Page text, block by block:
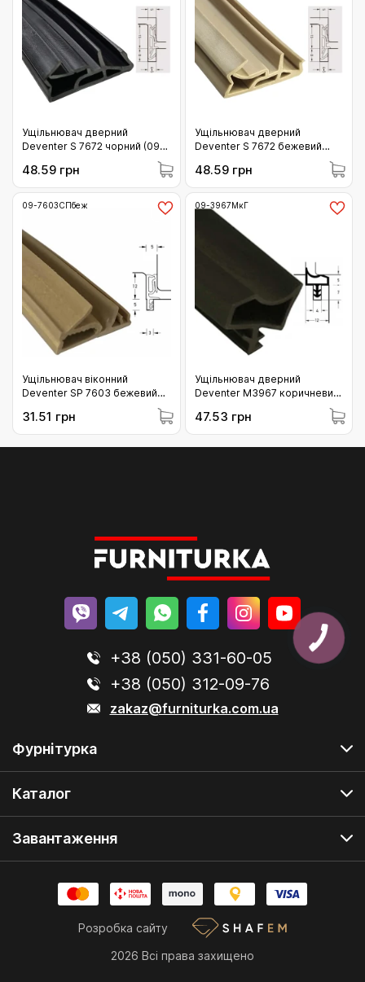
Ущільнювач дверний
Deventer S 7672 чорний (09-
48.59 грн
Ущільнювач дверний
Deventer S 7672 бежевий
48.59 грн
09-7603СПбеж
Ущільнювач віконний
Deventer SP 7603 бежевий
31.51 грн
09-3967МкГ
Ущільнювач дверний
Deventer M3967 коричневий
47.53 грн
+38 (050) 331-60-05
+38 (050) 312-09-76
zakaz@furniturka.com.ua
Фурнітурка
Каталог
Завантаження
2026 Всі права захищено
Розробка сайту